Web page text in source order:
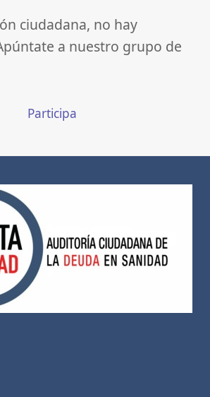
ciudadana, no hay
a nuestro grupo de
Participa